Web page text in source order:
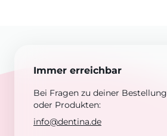
Immer erreichbar
Bei Fragen zu deiner Bestellung
oder Produkten:
info@dentina.de